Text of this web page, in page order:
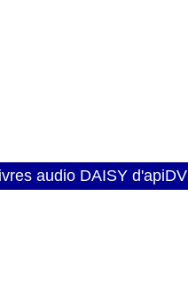
audio DAISY d'apiDV